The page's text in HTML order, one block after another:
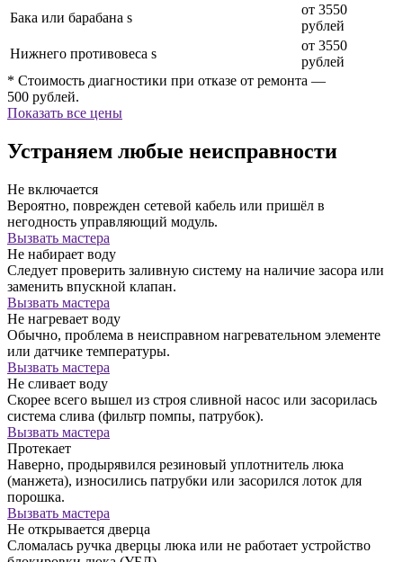
Бака или барабана s
от 3550
рублей
Нижнего противовеса s
от 3550
рублей
* Стоимость диагностики при отказе от ремонта —
500 рублей.
Показать все цены
Устраняем любые неисправности
Не включается
Вероятно, поврежден сетевой кабель или пришёл в
негодность управляющий модуль.
Вызвать мастера
Не набирает воду
Следует проверить заливную систему на наличие засора или
заменить впускной клапан.
Вызвать мастера
Не нагревает воду
Обычно, проблема в неисправном нагревательном элементе
или датчике температуры.
Вызвать мастера
Не сливает воду
Скорее всего вышел из строя сливной насос или засорилась
система слива (фильтр помпы, патрубок).
Вызвать мастера
Протекает
Наверно, продырявился резиновый уплотнитель люка
(манжета), износились патрубки или засорился лоток для
порошка.
Вызвать мастера
Не открывается дверца
Сломалась ручка дверцы люка или не работает устройство